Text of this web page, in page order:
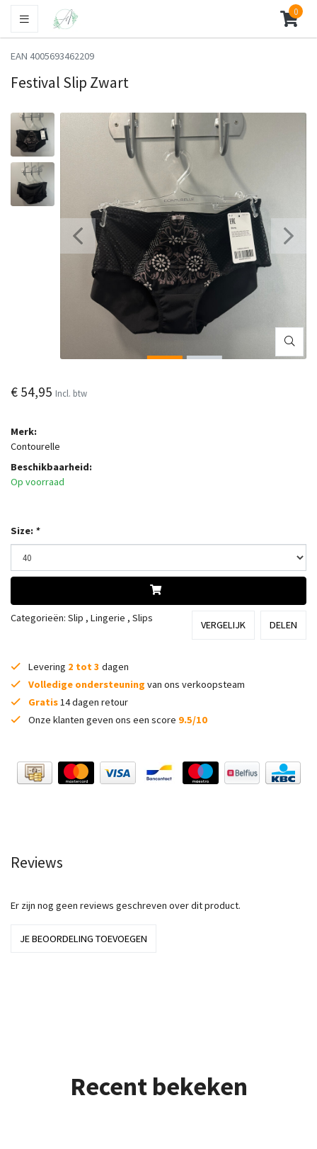
0
EAN 4005693462209
Festival Slip Zwart
€ 54,95 Incl. btw
Merk:
Contourelle
Beschikbaarheid:
Op voorraad
Size: *
Categorieën: Slip , Lingerie , Slips
VERGELIJK DELEN
Levering 2 tot 3 dagen
Volledige ondersteuning van ons verkoopsteam
Gratis14 dagen retour
Onze klanten geven ons een score 9.5/10
Reviews
Er zijn nog geen reviews geschreven over dit product.
JE BEOORDELING TOEVOEGEN
Recent bekeken